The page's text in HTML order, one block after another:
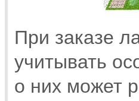
При заказе
учитывать
о них может